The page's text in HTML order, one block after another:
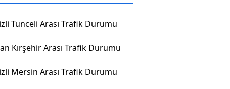
Tunceli Arası Trafik Durumu
Kırşehir Arası Trafik Durumu
Mersin Arası Trafik Durumu